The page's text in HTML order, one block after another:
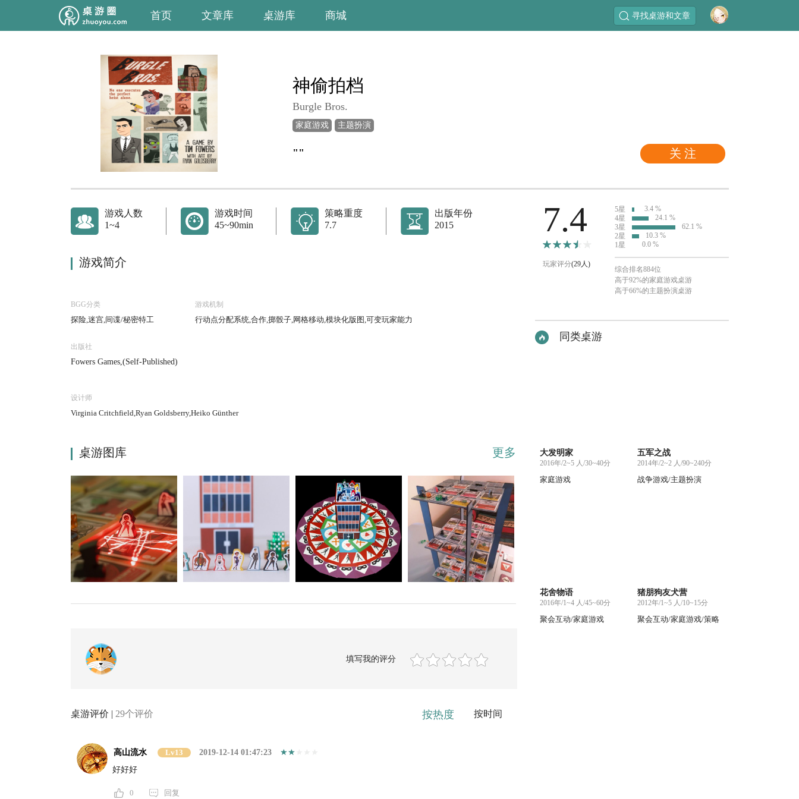
首页 文章库 桌游库 商城 寻找桌游和文章
关 注
神偷拍档
Burgle Bros.
家庭游戏 主题扮演
""
游戏人数
1~4
游戏时间
45~90min
策略重度
7.7
出版年份
2015
游戏简介
BGG分类
探险,迷宫,间谍/秘密特工
游戏机制
行动点分配系统,合作,掷骰子,网格移动,模块化版图,可变玩家能力
出版社
Fowers Games,(Self-Published)
设计师
Virginia Critchfield,Ryan Goldsberry,Heiko Günther
桌游图库 更多
填写我的评分
桌游评价 | 29个评价 按热度 按时间
高山流水 Lv13
2019-12-14 01:47:23
好好好
0 回复
7.4
玩家评分(29人)
5星
3.4 %
4星
24.1 %
3星
62.1 %
2星
10.3 %
1星
0.0 %
综合排名884位
高于92%的家庭游戏桌游
高于66%的主题扮演桌游
同类桌游
大发明家
2016年/2~5 人/30~40分
家庭游戏
五军之战
2014年/2~2 人/90~240分
战争游戏/主题扮演
花舍物语
2016年/1~4 人/45~60分
聚会互动/家庭游戏
猪朋狗友犬营
2012年/1~5 人/10~15分
聚会互动/家庭游戏/策略